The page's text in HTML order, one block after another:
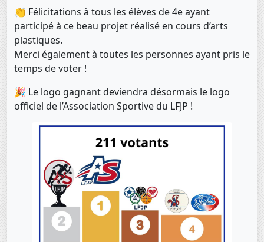
👏 Félicitations à tous les élèves de 4e ayant
participé à ce beau projet réalisé en cours d’arts
plastiques.
Merci également à toutes les personnes ayant pris le
temps de voter !
🎉 Le logo gagnant deviendra désormais le logo
officiel de l’Association Sportive du LFJP !